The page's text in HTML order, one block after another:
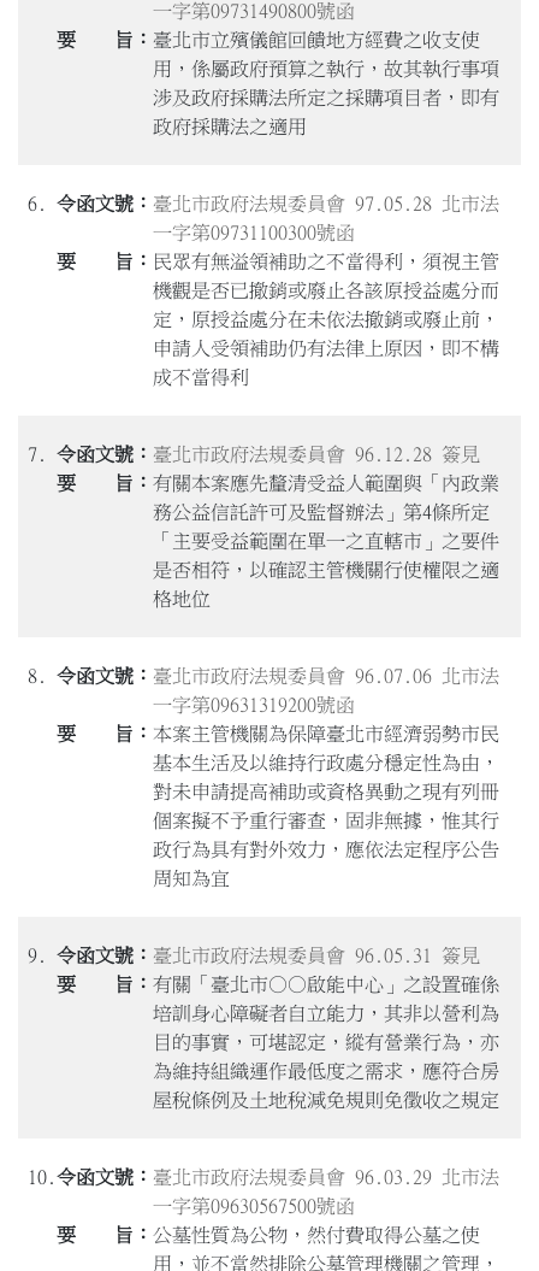
一字第09731490800號函
臺北市立殯儀館回饋地方經費之收支使
用，係屬政府預算之執行，故其執行事項
涉及政府採購法所定之採購項目者，即有
政府採購法之適用
6.
臺北市政府法規委員會 97.05.28 北市法
一字第09731100300號函
民眾有無溢領補助之不當得利，須視主管
機觀是否已撤銷或廢止各該原授益處分而
定，原授益處分在未依法撤銷或廢止前，
申請人受領補助仍有法律上原因，即不構
成不當得利
7.
臺北市政府法規委員會 96.12.28 簽見
有關本案應先釐清受益人範圍與「內政業
務公益信託許可及監督辦法」第4條所定
「主要受益範圍在單一之直轄市」之要件
是否相符，以確認主管機關行使權限之適
格地位
8.
臺北市政府法規委員會 96.07.06 北市法
一字第09631319200號函
本案主管機關為保障臺北市經濟弱勢市民
基本生活及以維持行政處分穩定性為由，
對未申請提高補助或資格異動之現有列冊
個案擬不予重行審查，固非無據，惟其行
政行為具有對外效力，應依法定程序公告
周知為宜
9.
臺北市政府法規委員會 96.05.31 簽見
有關「臺北市○○啟能中心」之設置確係
培訓身心障礙者自立能力，其非以營利為
目的事實，可堪認定，縱有營業行為，亦
為維持組織運作最低度之需求，應符合房
屋稅條例及土地稅減免規則免徵收之規定
10.
臺北市政府法規委員會 96.03.29 北市法
一字第09630567500號函
公墓性質為公物，然付費取得公墓之使
用，並不當然排除公墓管理機關之管理，